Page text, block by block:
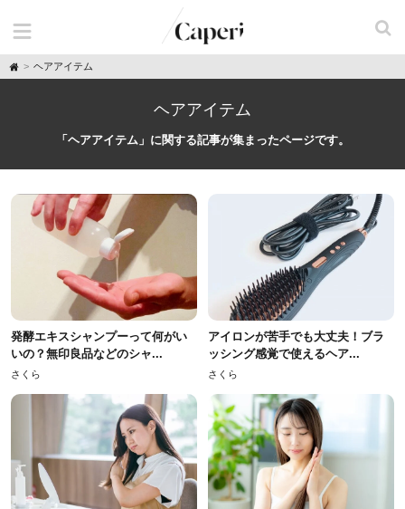
H
o
ヘアアイテム
ヘアアイテム
「ヘアアイテム」に関する記事が集まったページです。
発酵エキスシャンプーって何がい
いの？無印良品などのシャ...
さくら
アイロンが苦手でも大丈夫！ブラ
ッシング感覚で使えるヘア...
さくら